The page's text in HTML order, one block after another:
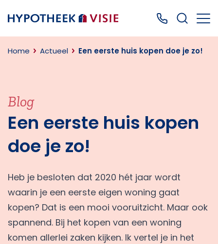
Terug naar home Bel ons: 0499
Home Actueel Een eerste huis kopen doe je zo!
Blog
Een eerste huis kopen
doe je zo!
Heb je besloten dat 2020 hét jaar wordt
waarin je een eerste eigen woning gaat
kopen? Dat is een mooi vooruitzicht. Maar ook
spannend. Bij het kopen van een woning
komen allerlei zaken kijken. Ik vertel je in het